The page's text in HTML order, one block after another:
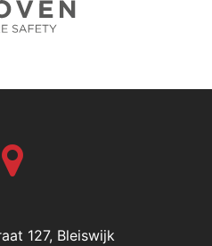
127, Bleiswijk